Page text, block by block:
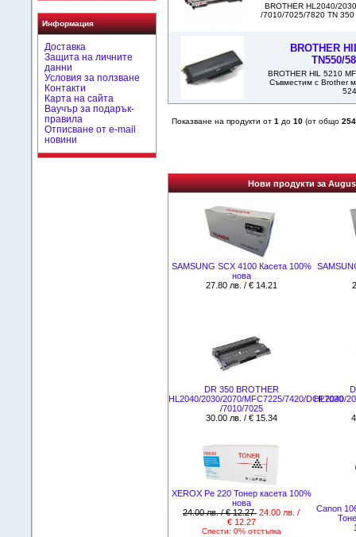
Информация
Доставка
Защита на личните
данни
Условия за ползване
Контакти
Карта на сайта
Ваучър за подарък-
правила
Отписване от e-mail
новини
BROTHER HL2040/
/7010/7025/7820 TN
BROTHER
TN550/
BROTHER HlL 5210
Съвместим с Brother
Показване на продукти от 1 до 10(от общо 254
Нови продукти за
SAMSUNG SCX 4100 Касета 100%
нова
27.80 лв. / € 14.21
DR 350 BROTHER
HL2040/2030/2070/MFC7225/7420/DCP7020
/7010/7025
30.00 лв. / € 15.34
HL2040/
XEROX Pe 220 Тонер касета 100%
нова
24.00 лв. / € 12.27 24.00 лв. /
€ 12.27
Спести: 0% отстъпка
Canon